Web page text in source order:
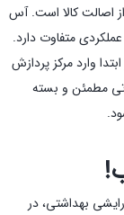
اصالت کالا است. آس
متفاوت دارد.
وارد مرکز پردازش
مطمئن و بسته
بهداشتی، در